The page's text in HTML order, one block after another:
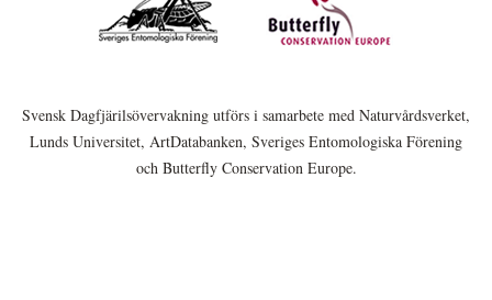
Svensk Dagfjärilsövervakning utförs i samarbete med Naturvårdsverket,
Lunds Universitet, ArtDatabanken, Sveriges Entomologiska Förening
och Butterfly Conservation Europe.